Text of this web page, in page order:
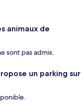
animaux de
sont pas admis.
un parking sur